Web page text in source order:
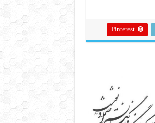
Pinterest